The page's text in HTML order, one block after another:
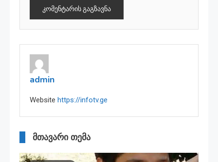
admin
Website https://infotv.ge
მთავარი თემა